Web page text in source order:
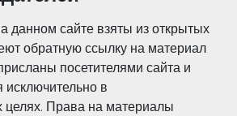
данном сайте взяты из открытых
обратную ссылку на материал
посетителями сайта и
исключительно в
целях. Права на материалы